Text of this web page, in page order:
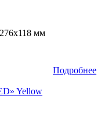
мм
Подробнее
Yellow